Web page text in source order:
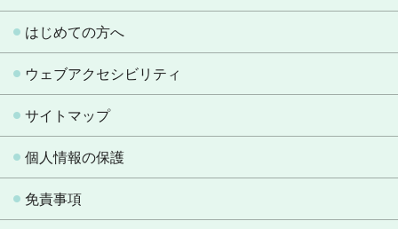
はじめての方へ
ウェブアクセシビリティ
サイトマップ
個人情報の保護
免責事項